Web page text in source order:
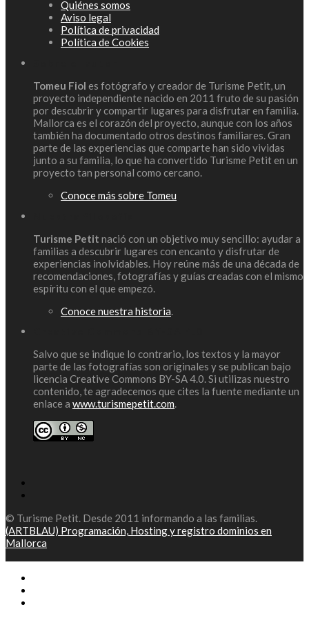
Quiénes somos
Aviso legal
Política de privacidad
Política de Cookies
Tomeu Fiol es fotógrafo y creador de Turisme Petit, un
proyecto independiente nacido en 2011 fruto de su pasión
por descubrir y compartir lugares para disfrutar en familia.
Mallorca es el corazón del proyecto, aunque con los años
también ha documentado otros destinos familiares. Gran
parte de las experiencias que comparte han sido vividas
junto a su familia, lo que ha convertido Turisme Petit en un
proyecto tan personal como cercano.
Conoce más sobre Tomeu
Turisme Petit nació con un objetivo muy sencillo: ayudar a
familias a descubrir lugares con encanto y disfrutar de
experiencias inolvidables. Hoy reúne más de una década de
recomendaciones, fotografías y guías creadas con el mismo
espíritu con el que empezó.
Conoce nuestra historia
Salvo que se indique lo contrario, los textos y la mayor
parte de las fotografías son originales y se publican bajo
licencia Creative Commons BY-SA 4.0. Si utilizas nuestro
contenido, te agradecemos que cites la fuente mediante un
enlace a www.turismepetit.com.
© Turisme Petit. Desde 2011 informando a las familias.
(ARTBLAU) Programación, Hosting y registro dominios en
Mallorca